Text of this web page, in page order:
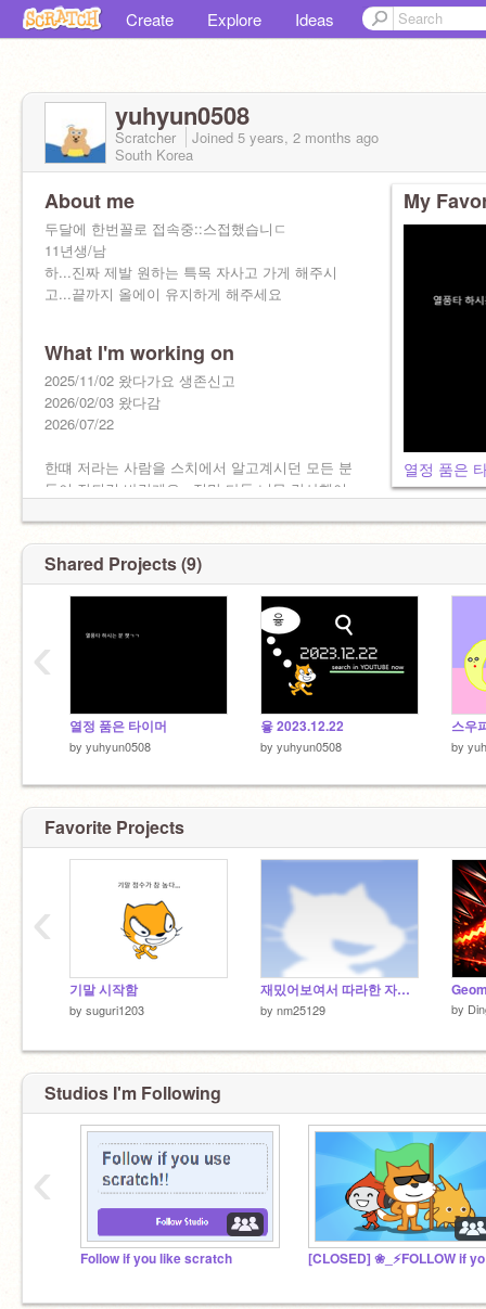
Create Explore Ideas
yuhyun0508
Scratcher Joined 5 years, 2 months ago
South Korea
About me
두달에 한번꼴로 접속중::스접했습니ㄷ
11년생/남
하...진짜 제발 원하는 특목 자사고 가게 해주시
고...끝까지 올에이 유지하게 해주세요
What I'm working on
2025/11/02 왔다가요 생존신고
2026/02/03 왔다감
2026/07/22
한떄 저라는 사람을 스치에서 알고계시던 모든 분
들이 잘되길 바랄게요...정말 다들 너무 감사했어
My
열정 품은
Shared Projects (9)
열정 품은 타이머
by yuhyun0508
윻 2023.12.22
by yuhyun0508
스우
by
‹
Favorite Projects
기말 시작함
by suguri1203
재밌어보여서 따라한 자의 최후
by nm25129 by
‹
Studios I'm Following
Follow if you like scratch
‹